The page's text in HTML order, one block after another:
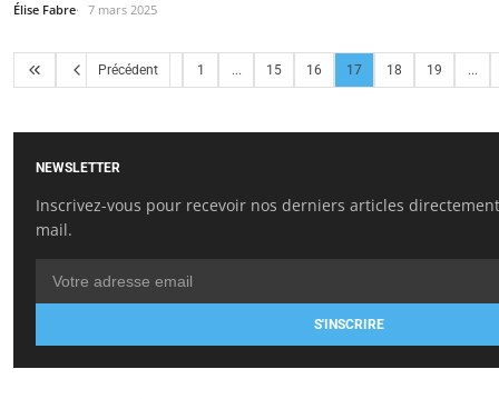
Élise Fabre 7 mars 2025
Précédent 1 ... 15 16 17 18 19 ...
NEWSLETTER
Inscrivez-vous pour recevoir nos derniers articles
mail.
S'INSCRIRE